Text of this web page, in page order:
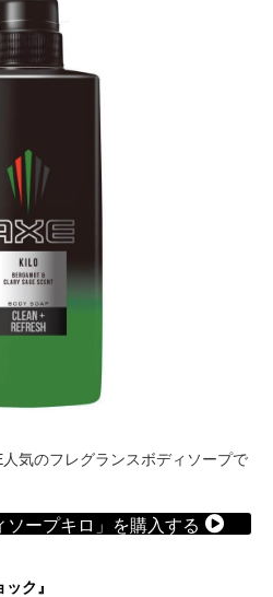
気のフレグランスボディソープで
ソープキロ」を購入する
ク』